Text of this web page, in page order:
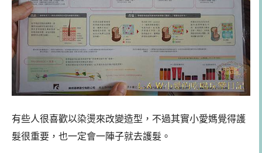
有些人很喜歡以染燙來改變造型，不過其實小愛媽覺得護
髮很重要，也一定會一陣子就去護髮。